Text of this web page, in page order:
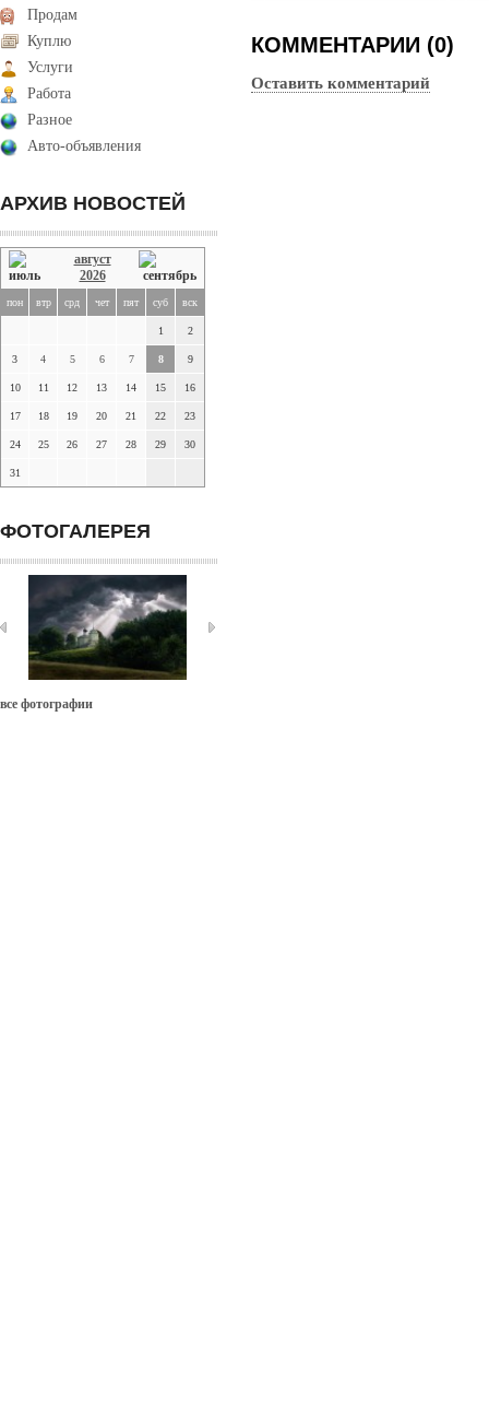
Продам
Куплю
Услуги
Работа
Разное
Авто-объявления
АРХИВ НОВОСТЕЙ
август
2026
пон втр срд чет пят суб вск
1 2
3 4 5 6 7 8 9
10 11 12 13 14 15 16
17 18 19 20 21 22 23
24 25 26 27 28 29 30
31
ФОТОГАЛЕРЕЯ
все фотографии
КОММЕНТАРИИ (0)
Оставить комментарий